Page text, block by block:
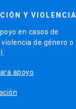
Y VIOLENCIA
en casos de
de género o
apoyo